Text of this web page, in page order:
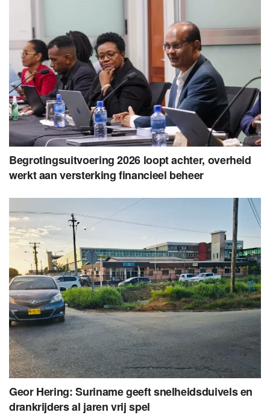
Begrotingsuitvoering 2026 loopt achter, overheid
werkt aan versterking financieel beheer
Geor Hering: Suriname geeft snelheidsduivels en
drankrijders al jaren vrij spel